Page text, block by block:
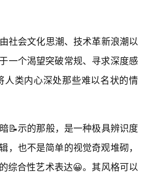
社会文化思潮、技术革新浪潮以
一个渴望突破常规、寻求深度感
类内心深处那些难以名状的情
📝示的那般，是一种极具辨识度
也不是简单的视觉奇观堆砌，
综合性艺术表达😀。其风格可以